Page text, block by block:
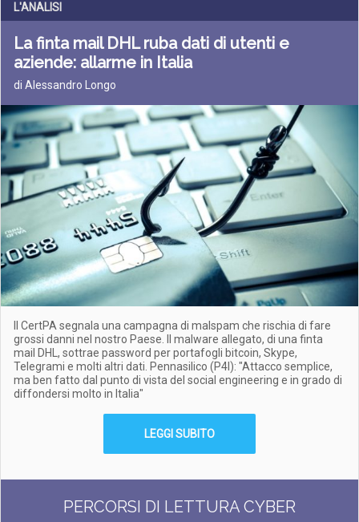
L'ANALISI
La finta mail DHL ruba dati di utenti e
aziende: allarme in Italia
di Alessandro Longo
Il CertPA segnala una campagna di malspam che rischia di fare
grossi danni nel nostro Paese. Il malware allegato, di una finta
mail DHL, sottrae password per portafogli bitcoin, Skype,
Telegrami e molti altri dati. Pennasilico (P4I): "Attacco semplice,
ma ben fatto dal punto di vista del social engineering e in grado di
diffondersi molto in Italia"
LEGGI SUBITO
PERCORSI DI LETTURA CYBER